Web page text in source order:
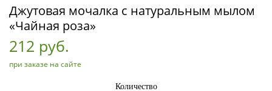
Джутовая мочалка с натуральным мылом
«Чайная роза»
212 руб.
при заказе на сайте
Количество